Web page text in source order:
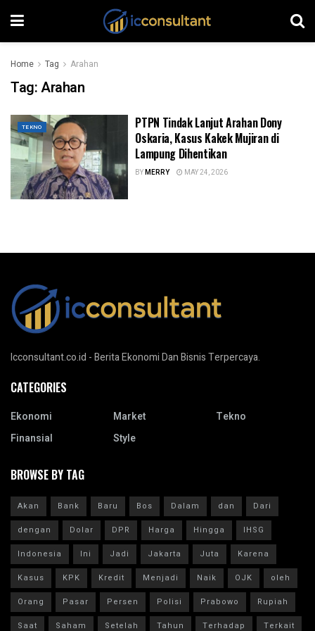
Home Tag Arahan
Tag:Arahan
TEKNO
PTPN Tindak Lanjut Arahan Dony
Oskaria, Kasus Kakek Mujiran di
Lampung Dihentikan
BYMERRY MAY 24, 2026
Icconsultant.co.id - Berita Ekonomi Dan Bisnis Terpercaya.
CATEGORIES
Ekonomi
Finansial
Market
Style
Tekno
BROWSE BY TAG
Akan Bank Baru Bos Dalam dan
Dari
dengan
Dolar DPR Harga Hingga
IHSG
Indonesia
Ini Jadi Jakarta Juta
Karena
Kasus
KPK Kredit Menjadi Naik OJK
oleh
Orang
Pasar Persen Polisi Prabowo
Rupiah
Saat
Saham Setelah Tahun Terhadap Terkait